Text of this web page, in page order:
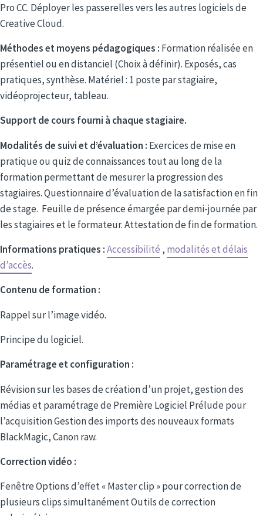
Pro CC. Déployer les passerelles vers les autres logiciels de
Creative Cloud.
Méthodes et moyens pédagogiques : Formation réalisée en
présentiel ou en distanciel (Choix à définir). Exposés, cas
pratiques, synthèse. Matériel : 1 poste par stagiaire,
vidéoprojecteur, tableau.
Support de cours fourni à chaque stagiaire.
Modalités de suivi et d’évaluation : Exercices de mise en
pratique ou quiz de connaissances tout au long de la
formation permettant de mesurer la progression des
stagiaires. Questionnaire d’évaluation de la satisfaction en fin
de stage. Feuille de présence émargée par demi-journée par
les stagiaires et le formateur. Attestation de fin de formation.
Informations pratiques :Accessibilité , modalités et délais
d’accès.
Contenu de formation :
Rappel sur l’image vidéo.
Principe du logiciel.
Paramétrage et configuration :
Révision sur les bases de création d’un projet, gestion des
médias et paramétrage de Première Logiciel Prélude pour
l’acquisition Gestion des imports des nouveaux formats
BlackMagic, Canon raw.
Correction vidéo :
Fenêtre Options d’effet « Master clip » pour correction de
plusieurs clips simultanément Outils de correction